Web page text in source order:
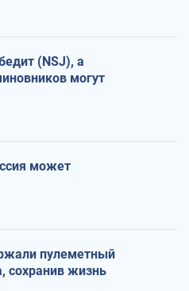
(NSJ), а
могут
может
пулеметный
сохранив жизнь